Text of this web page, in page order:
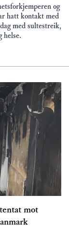
og
hatt kontakt med
med sultestreik,
helse.
mot